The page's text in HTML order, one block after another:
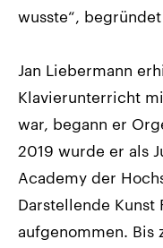
wusste“,
Jan Liebermann
Klavierunterricht
war, begann er
2019 wurde er als
Academy der
Darstellende Kunst
aufgenommen. Bis